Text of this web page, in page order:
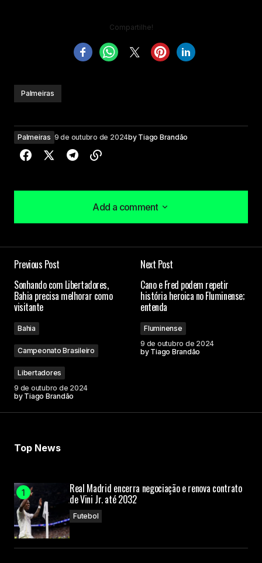
Compartilhe!
Palmeiras
Palmeiras 9 de outubro de 2024by Tiago Brandão
Add a comment
Add a comment
Campos obrigatórios são marcados com*
Your Name
Previous Post
Sonhando com Libertadores,
Bahia precisa melhorar como
visitante
Bahia
Campeonato Brasileiro
Libertadores
9 de outubro de 2024
by Tiago Brandão
Next Post
Cano e Fred podem repetir
história heroica no Fluminense;
entenda
Fluminense
9 de outubro de 2024
by Tiago Brandão
Top News
Real Madrid encerra negociação e renova contrato
de Vini Jr. até 2032
Futebol